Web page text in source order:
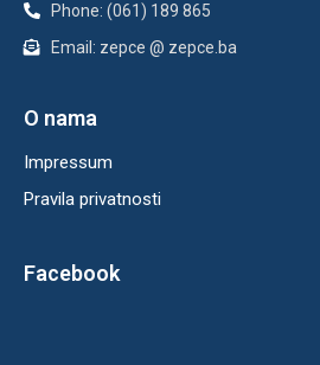
Phone: (061) 189 865
Email: zepce @ zepce.ba
O nama
Impressum
Pravila privatnosti
Facebook